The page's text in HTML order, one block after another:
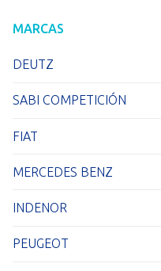
MARCAS
DEUTZ
SABI COMPETICIÓN
FIAT
MERCEDES BENZ
INDENOR
PEUGEOT